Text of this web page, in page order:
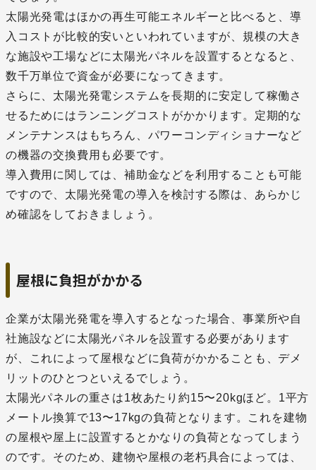
太陽光発電はほかの再生可能エネルギーと比べると、導
入コストが比較的安いといわれていますが、規模の大き
な施設や工場などに太陽光パネルを設置するとなると、
数千万単位で資金が必要になってきます。
さらに、太陽光発電システムを長期的に安定して稼働さ
せるためにはランニングコストがかかります。定期的な
メンテナンスはもちろん、パワーコンディショナーなど
の機器の交換費用も必要です。
導入費用に関しては、補助金などを利用することも可能
ですので、太陽光発電の導入を検討する際は、あらかじ
め確認をしておきましょう。
屋根に負担がかかる
企業が太陽光発電を導入するとなった場合、事業所や自
社施設などに太陽光パネルを設置する必要があります
が、これによって屋根などに負荷がかかることも、デメ
リットのひとつといえるでしょう。
太陽光パネルの重さは1枚あたり約15〜20kgほど。1平方
メートル換算で13〜17kgの負荷となります。これを建物
の屋根や屋上に設置するとかなりの負荷となってしまう
のです。そのため、建物や屋根の老朽具合によっては、